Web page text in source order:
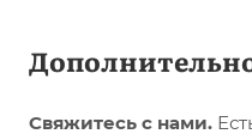
Свяжитесь с нами.